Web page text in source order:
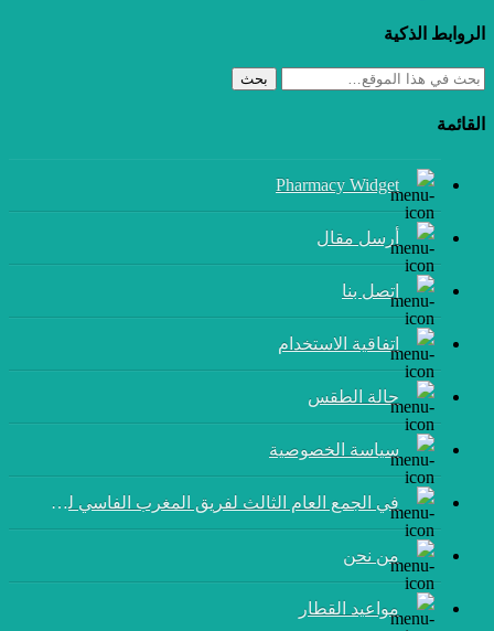
الروابط الذكية
بحث
القائمة
Pharmacy Widget
أرسل مقال
إتصل بنا
اتفاقية الاستخدام
حالة الطقس
سياسة الخصوصية
في الجمع العام الثالث لفريق المغرب الفاسي لكرة القدم:
من نحن
مواعيد القطار